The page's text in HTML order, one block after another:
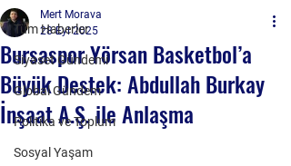
Tüm Haberler
Siyaset Gündemi
Global Gündem
Politika ve Toplum
Sosyal Yaşam
Bursaspor Yörsan Basketbol’a
Büyük Destek: Abdullah Burkay
İnşaat A.Ş. ile Anlaşma
Mert Morava
28 Eyl 2025